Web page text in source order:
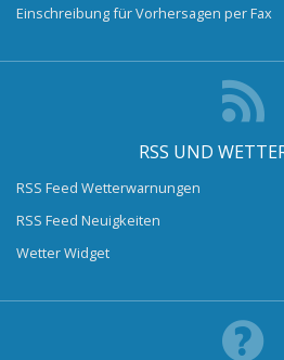
Einschreibung für Vorhersagen per Fax
RSS UND
RSS Feed Wetterwarnungen
RSS Feed Neuigkeiten
Wetter Widget